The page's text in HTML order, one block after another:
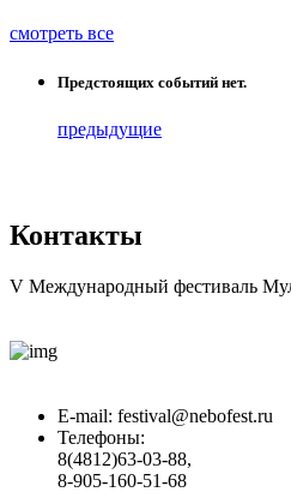
смотреть все
Предстоящих событий нет.
предыдущие
Контакты
V Международный фестиваль
E-mail: festival@nebofest.ru
Телефоны:
8(4812)63-03-88,
8-905-160-51-68